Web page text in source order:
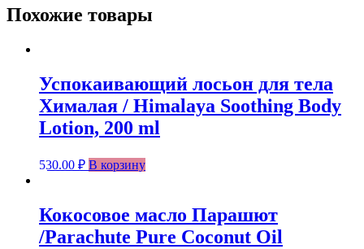
Похожие товары
Успокаивающий лосьон для тела
Хималая / Himalaya Soothing Body
Lotion, 200 ml
530.00 ₽ В корзину
Кокосовое масло Парашют
/Parachute Pure Coconut Oil